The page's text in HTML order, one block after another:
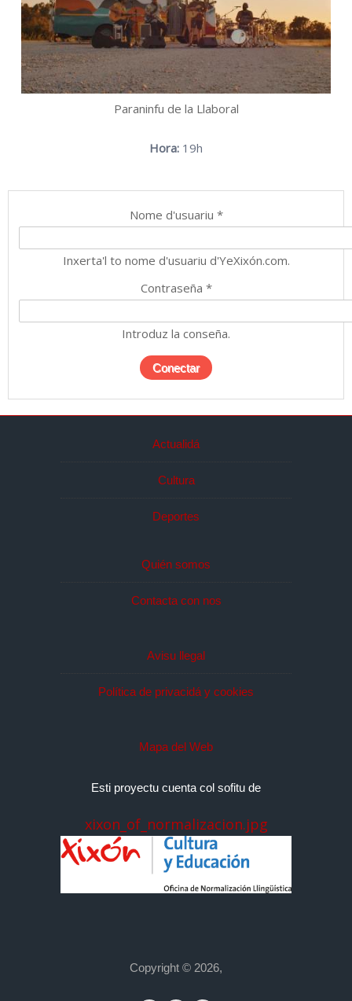
Paraninfu de la Llaboral
Hora: 19h
Nome d'usuariu *
Inxerta'l to nome d'usuariu d'YeXixón.com.
Contraseña *
Introduz la conseña.
Actualidá
Cultura
Deportes
Quién somos
Contacta con nos
Avisu llegal
Política de privacidá y cookies
Mapa del Web
Esti proyectu cuenta col sofitu de
xixon_of_normalizacion.jpg
Copyright © 2026,